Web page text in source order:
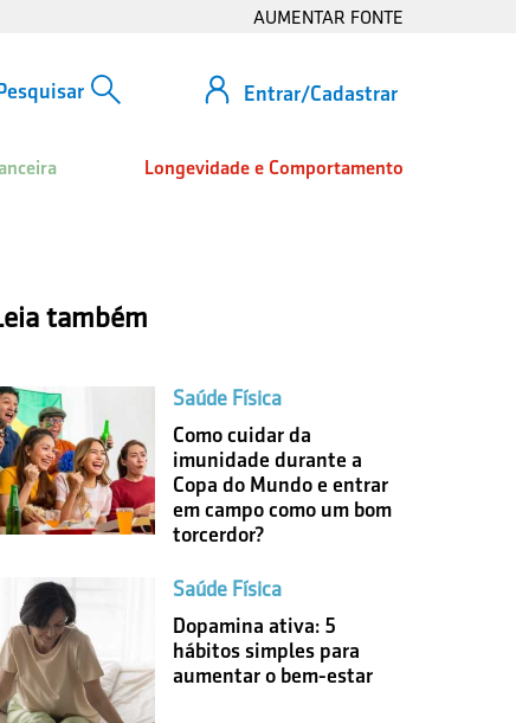
AUMENTAR FONTE
Entrar/Cadastrar
Longevidade e Comportamento
também
Saúde Física
Como cuidar da
imunidade durante a
Copa do Mundo e entrar
em campo como um bom
torcerdor?
Saúde Física
Dopamina ativa: 5
hábitos simples para
aumentar o bem-estar